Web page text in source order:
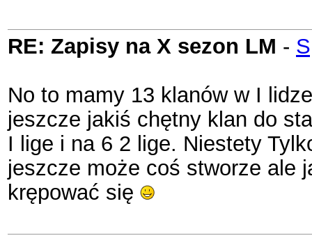
RE: Zapisy na X sezon LM -
No to mamy 13 klanów w I
jeszcze jakiś chętny klan do
I lige i na 6 2 lige. Niestety
jeszcze może coś stworze ale
krępować się